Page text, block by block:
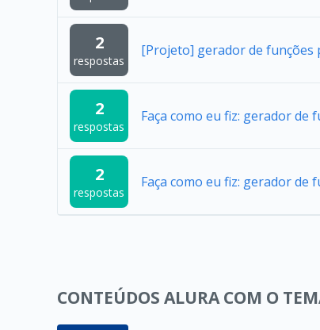
2
respostas
[Projeto] gerador de funções
2
respostas
Faça como eu fiz: gerador de
2
respostas
Faça como eu fiz: gerador de
CONTEÚDOS ALURA COM O